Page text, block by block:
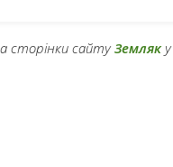
сторінки сайтуЗемляку